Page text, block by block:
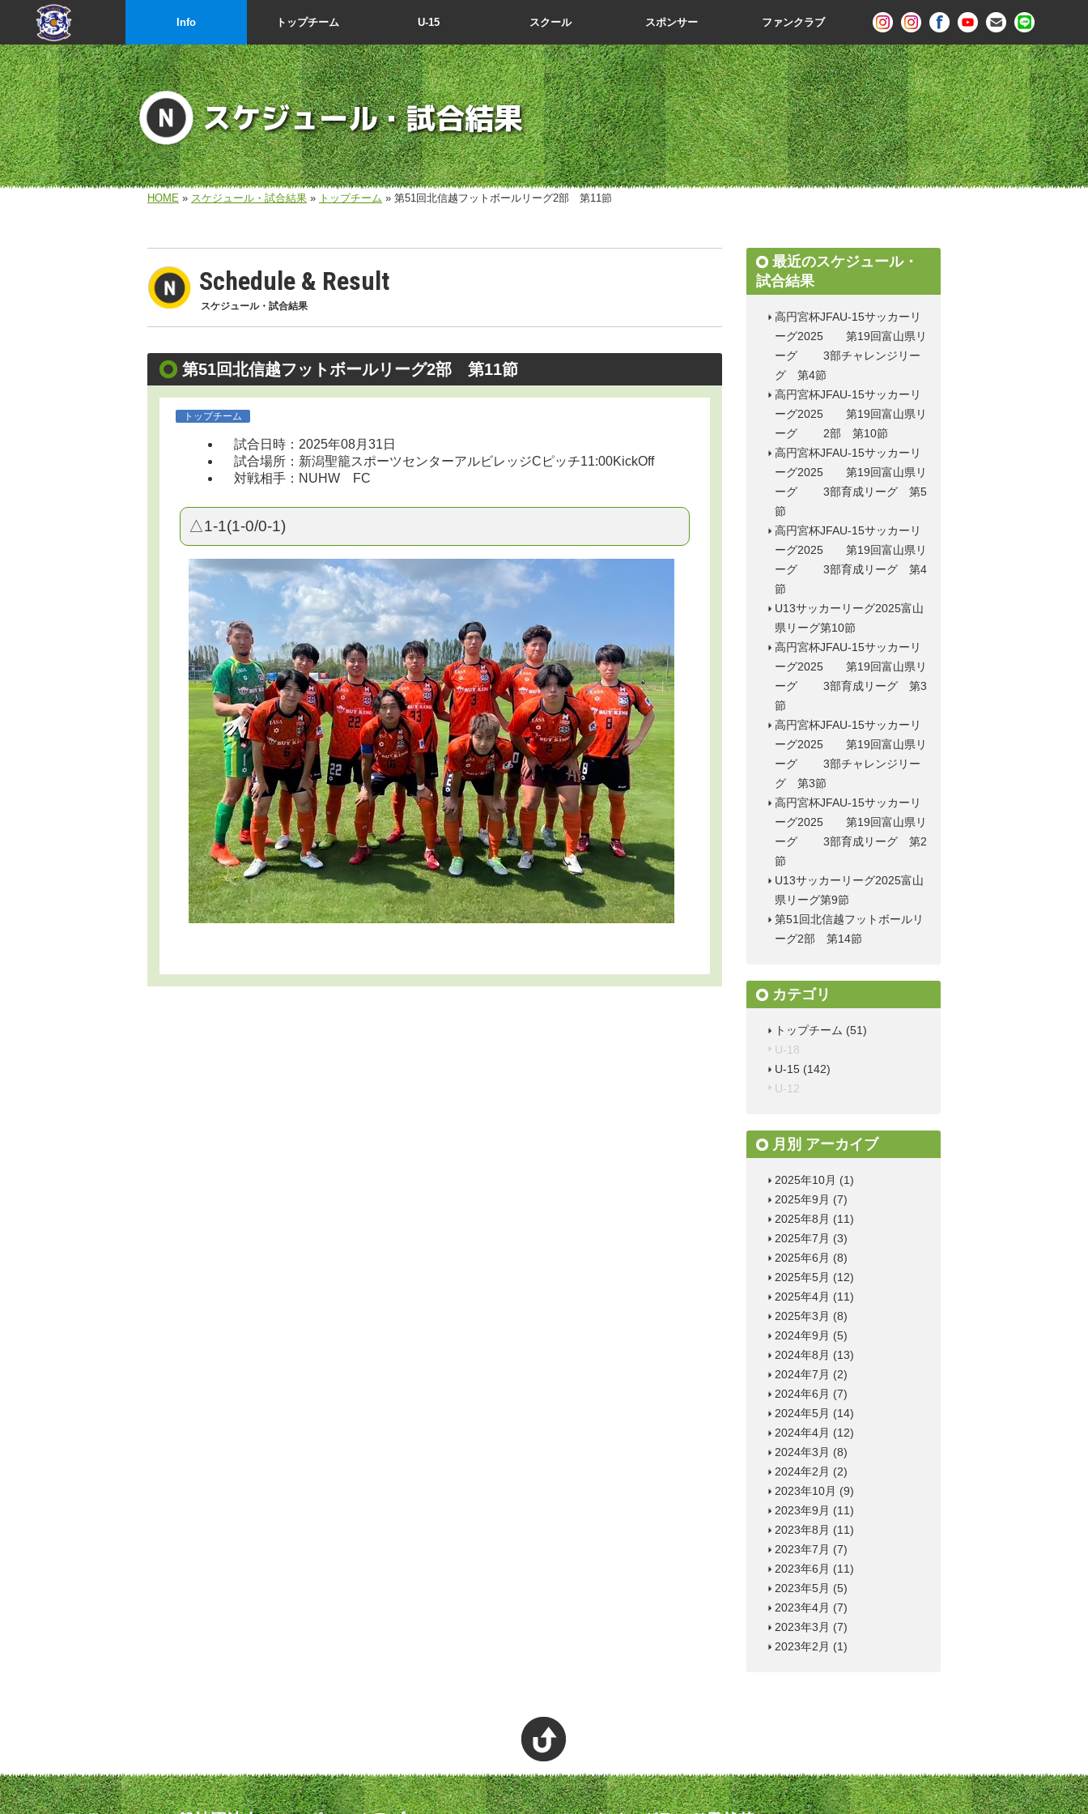
Info トップチーム U-15 スクール スポンサー ファンクラブ
スケジュール・試合結果
HOME » スケジュール・試合結果 » トップチーム » 第51回北信越フットボールリーグ2部 第11節
Schedule & Result
スケジュール・試合結果
第51回北信越フットボールリーグ2部 第11節
トップチーム
試合日時：2025年08月31日
試合場所：新潟聖籠スポーツセンターアルビレッジCピッチ11:00KickOff
対戦相手：NUHW FC
△1-1(1-0/0-1)
最近のスケジュール・
試合結果
高円宮杯JFAU-15サッカーリ
ーグ2025 第19回富山県リ
ーグ 3部チャレンジリー
グ 第4節
高円宮杯JFAU-15サッカーリ
ーグ2025 第19回富山県リ
ーグ 2部 第10節
高円宮杯JFAU-15サッカーリ
ーグ2025 第19回富山県リ
ーグ 3部育成リーグ 第5
節
高円宮杯JFAU-15サッカーリ
ーグ2025 第19回富山県リ
ーグ 3部育成リーグ 第4
節
U13サッカーリーグ2025富山
県リーグ第10節
高円宮杯JFAU-15サッカーリ
ーグ2025 第19回富山県リ
ーグ 3部育成リーグ 第3
節
高円宮杯JFAU-15サッカーリ
ーグ2025 第19回富山県リ
ーグ 3部チャレンジリー
グ 第3節
高円宮杯JFAU-15サッカーリ
ーグ2025 第19回富山県リ
ーグ 3部育成リーグ 第2
節
U13サッカーリーグ2025富山
県リーグ第9節
第51回北信越フットボールリ
ーグ2部 第14節
カテゴリ
トップチーム (51)
U-18
U-15 (142)
U-12
月別 アーカイブ
2025年10月 (1)
2025年9月 (7)
2025年8月 (11)
2025年7月 (3)
2025年6月 (8)
2025年5月 (12)
2025年4月 (11)
2025年3月 (8)
2024年9月 (5)
2024年8月 (13)
2024年7月 (2)
2024年6月 (7)
2024年5月 (14)
2024年4月 (12)
2024年3月 (8)
2024年2月 (2)
2023年10月 (9)
2023年9月 (11)
2023年8月 (11)
2023年7月 (7)
2023年6月 (11)
2023年5月 (5)
2023年4月 (7)
2023年3月 (7)
2023年2月 (1)